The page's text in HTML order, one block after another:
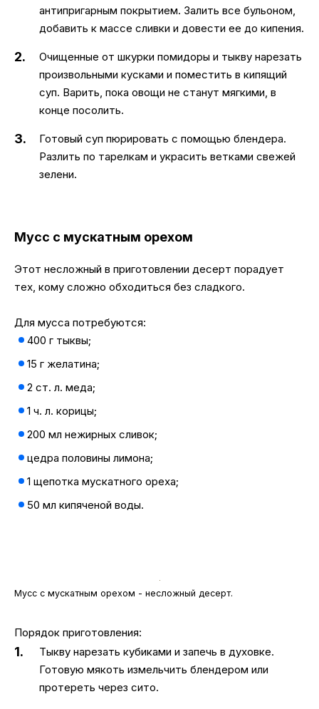
антипригарным покрытием. Залить все бульоном,
добавить к массе сливки и довести ее до кипения.
Очищенные от шкурки помидоры и тыкву нарезать
произвольными кусками и поместить в кипящий
суп. Варить, пока овощи не станут мягкими, в
конце посолить.
Готовый суп пюрировать с помощью блендера.
Разлить по тарелкам и украсить ветками свежей
зелени.
Мусс с мускатным орехом
Этот несложный в приготовлении десерт порадует
тех, кому сложно обходиться без сладкого.
Для мусса потребуются:
400 г тыквы;
15 г желатина;
2 ст. л. меда;
1 ч. л. корицы;
200 мл нежирных сливок;
цедра половины лимона;
1 щепотка мускатного ореха;
50 мл кипяченой воды.
Мусс с мускатным орехом - несложный десерт.
Порядок приготовления:
Тыкву нарезать кубиками и запечь в духовке.
Готовую мякоть измельчить блендером или
протереть через сито.